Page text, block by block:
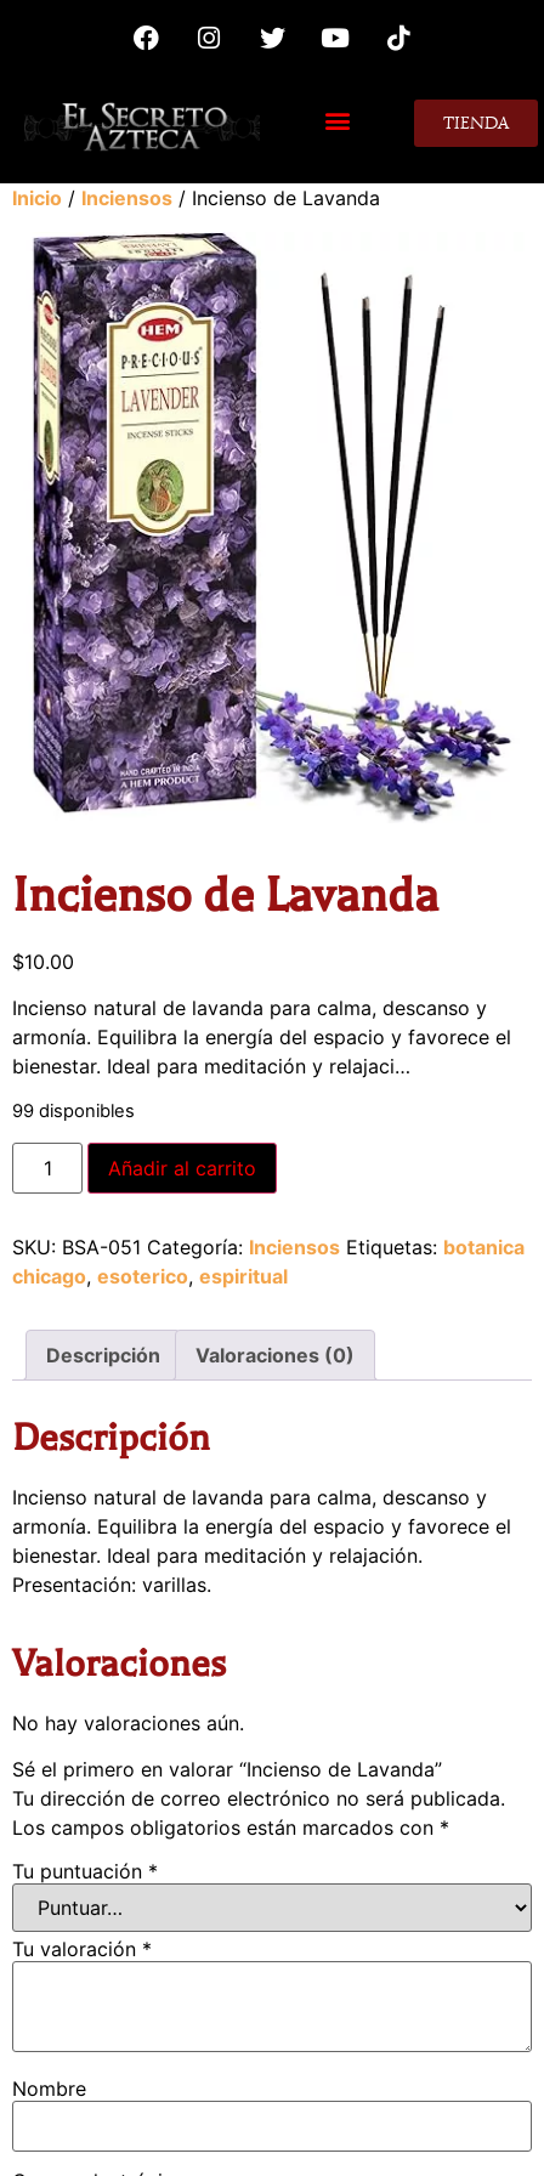
TIENDA
Inicio / Inciensos / Incienso de Lavanda
Incienso de Lavanda
$10.00
Incienso natural de lavanda para calma, descanso y
armonía. Equilibra la energía del espacio y favorece el
bienestar. Ideal para meditación y relajaci…
99 disponibles
Añadir al carrito
SKU: BSA-051 Categoría: Inciensos Etiquetas: botanica
chicago, esoterico, espiritual
Descripción Valoraciones (0)
Descripción
Incienso natural de lavanda para calma, descanso y
armonía. Equilibra la energía del espacio y favorece el
bienestar. Ideal para meditación y relajación.
Presentación: varillas.
Valoraciones
No hay valoraciones aún.
Sé el primero en valorar “Incienso de Lavanda”
Tu dirección de correo electrónico no será publicada.
Los campos obligatorios están marcados con *
Tu puntuación *
Tu valoración *
Nombre